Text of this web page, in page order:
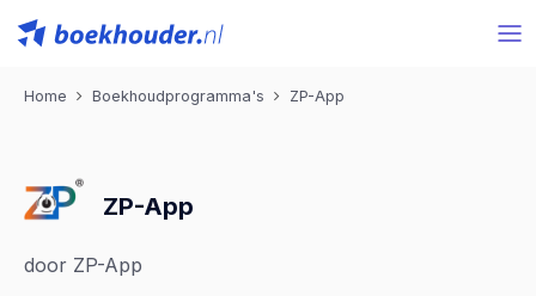
Home Boekhoudprogramma's ZP-App
ZP-App
door ZP-App